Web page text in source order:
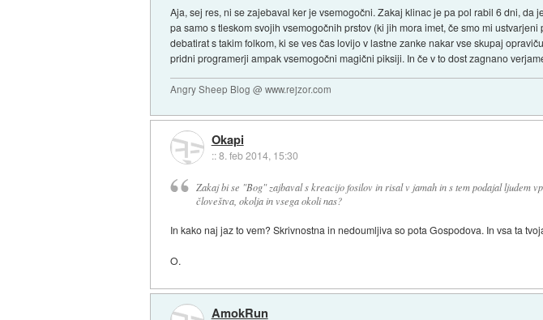
Aja, sej res, ni se zajebaval ker je vsemogočni. Zakaj klinac je pa pol rabil 6 dni,
pa samo s tleskom svojih vsemogočnih prstov (ki jih mora imet, če smo mi
debatirat s takim folkom, ki se ves čas lovijo v lastne zanke nakar vse skupaj
pridni programerji ampak vsemogočni magični piksiji. In če v to dost zagnano
Angry Sheep Blog @ www.rejzor.com
Okapi
::8. feb 2014, 15:30
Zakaj bi se "Bog" zajbaval s kreacijo fosilov in risal v jamah in s tem podajal ljudem
človeštva, okolja in vsega okoli nas?
In kako naj jaz to vem? Skrivnostna in nedoumljiva so pota Gospodova. In vsa ta
O.
AmokRun